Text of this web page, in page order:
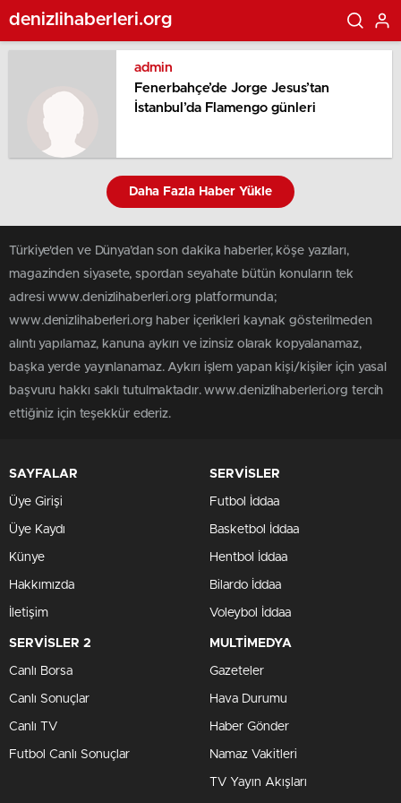
denizlihaberleri.org
admin
Fenerbahçe’de Jorge Jesus’tan
İstanbul’da Flamengo günleri
Daha Fazla Haber Yükle
Türkiye'den ve Dünya’dan son dakika haberler, köşe yazıları,
magazinden siyasete, spordan seyahate bütün konuların tek
adresi www.denizlihaberleri.org platformunda;
www.denizlihaberleri.org haber içerikleri kaynak gösterilmeden
alıntı yapılamaz, kanuna aykırı ve izinsiz olarak kopyalanamaz,
başka yerde yayınlanamaz. Aykırı işlem yapan kişi/kişiler için yasal
başvuru hakkı saklı tutulmaktadır. www.denizlihaberleri.org tercih
ettiğiniz için teşekkür ederiz.
SAYFALAR
Üye Girişi
Üye Kaydı
Künye
Hakkımızda
İletişim
SERVİSLER
Futbol İddaa
Basketbol İddaa
Hentbol İddaa
Bilardo İddaa
Voleybol İddaa
SERVİSLER 2
Canlı Borsa
Canlı Sonuçlar
Canlı TV
Futbol Canlı Sonuçlar
MULTİMEDYA
Gazeteler
Hava Durumu
Haber Gönder
Namaz Vakitleri
TV Yayın Akışları